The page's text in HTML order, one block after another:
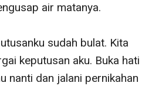
air matanya.
sudah bulat. Kita
keputusan aku. Buka hati
nanti dan jalani pernikahan